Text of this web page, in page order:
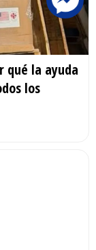
qué la ayuda
los